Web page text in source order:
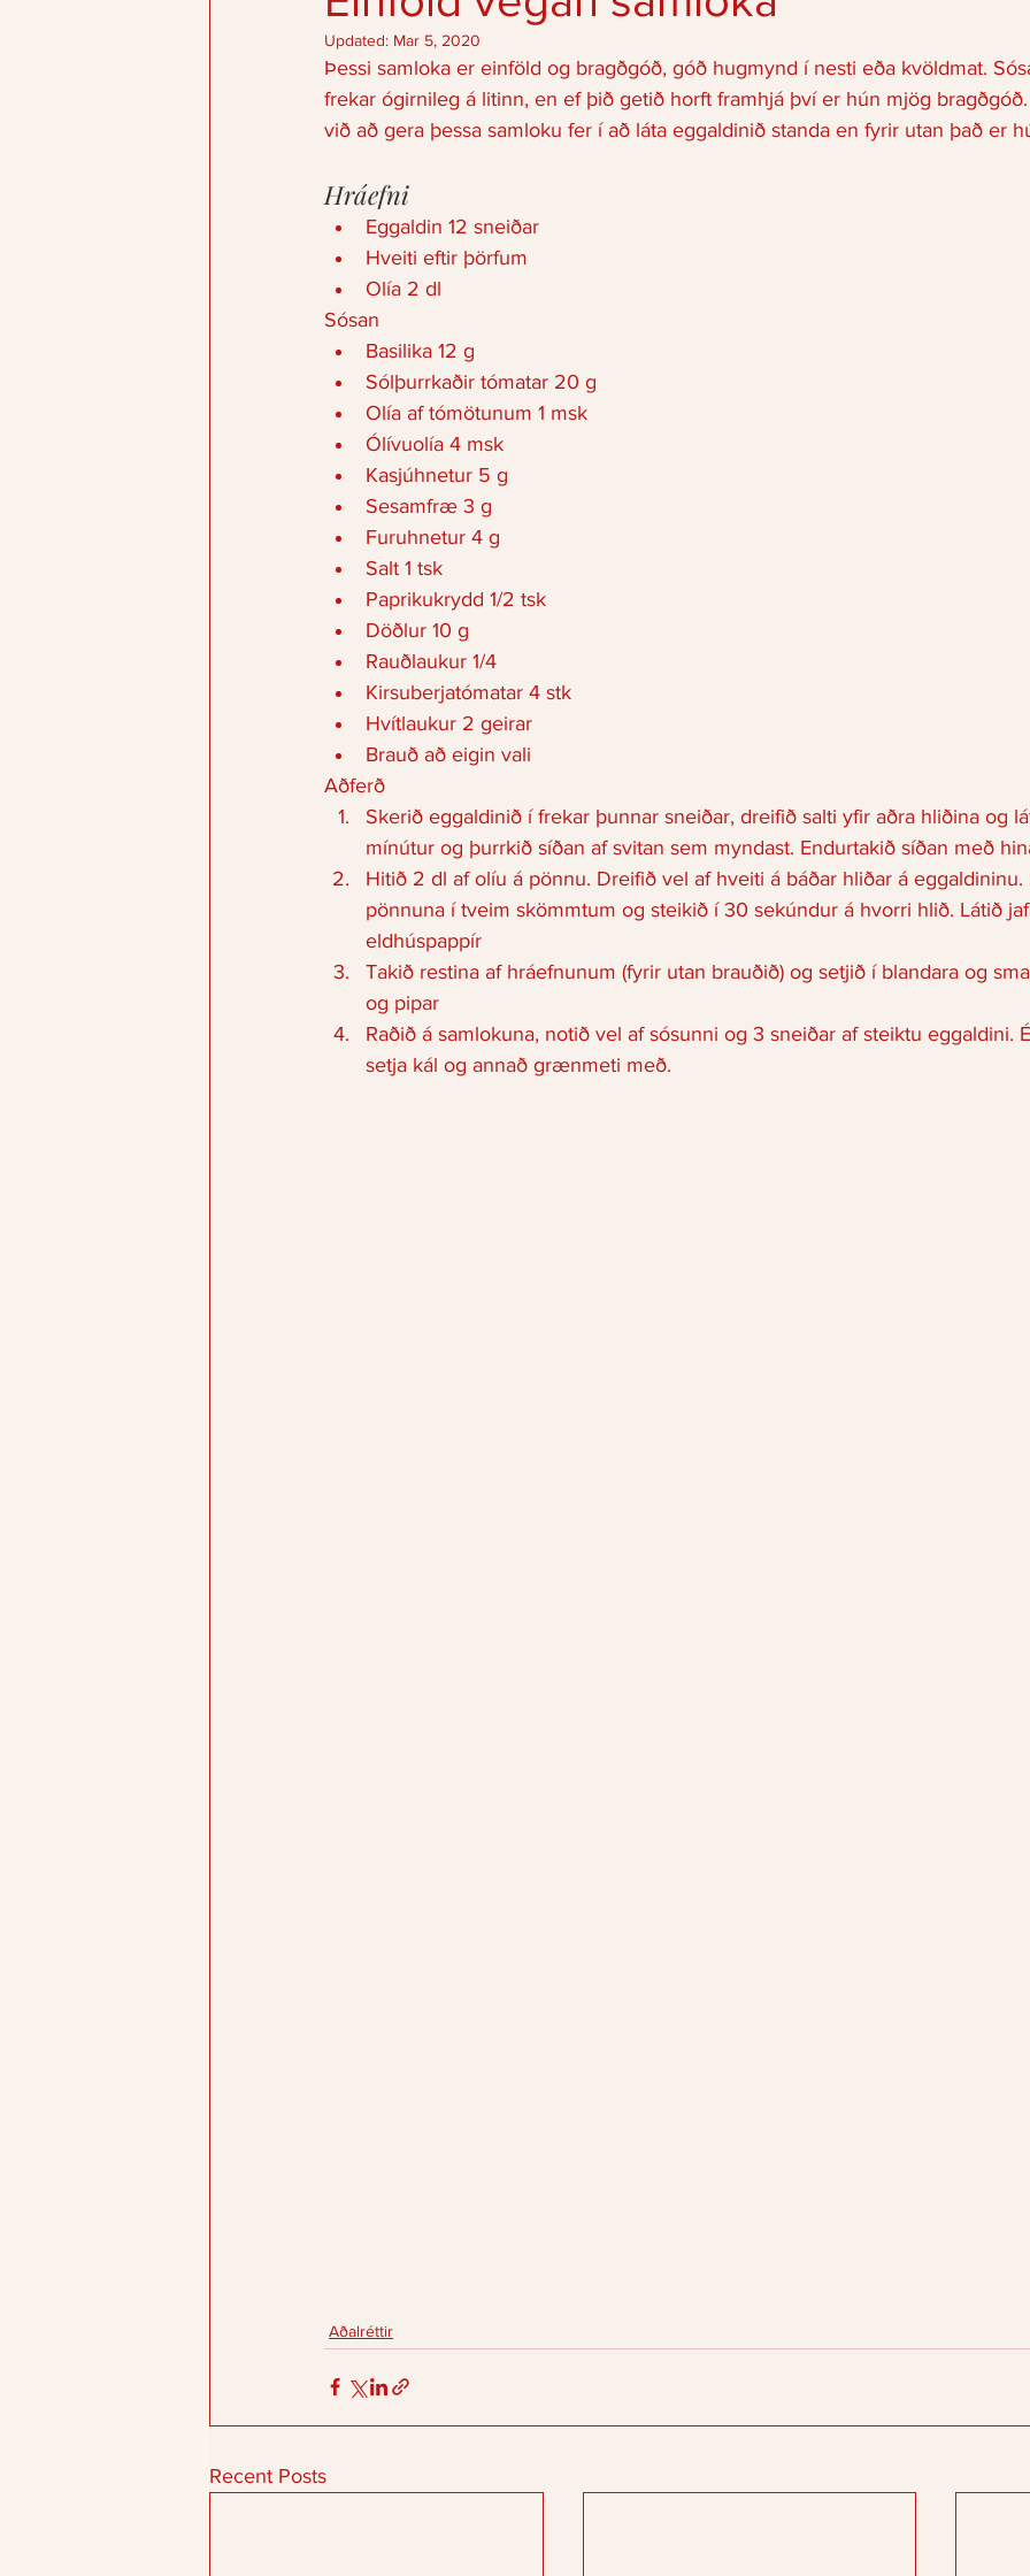
Updated: Mar 5, 2020
Þessi samloka er einföld og bragðgóð, góð hugmynd í nesti eða kvöldmat.
frekar ógirnileg á litinn, en ef þið getið horft framhjá því er hún mjög
við að gera þessa samloku fer í að láta eggaldinið standa en fyrir utan það er
Hráefni
Eggaldin 12 sneiðar
Hveiti eftir þörfum
Olía 2 dl
Sósan
Basilika 12 g
Sólþurrkaðir tómatar 20 g
Olía af tómötunum 1 msk
Ólívuolía 4 msk
Kasjúhnetur 5 g
Sesamfræ 3 g
Furuhnetur 4 g
Salt 1 tsk
Paprikukrydd 1/2 tsk
Döðlur 10 g
Rauðlaukur 1/4
Kirsuberjatómatar 4 stk
Hvítlaukur 2 geirar
Brauð að eigin vali
Aðferð
Skerið eggaldinið í frekar þunnar sneiðar, dreifið salti yfir aðra hliðina og
mínútur og þurrkið síðan af svitan sem myndast. Endurtakið síðan með
Hitið 2 dl af olíu á pönnu. Dreifið vel af hveiti á báðar hliðar á eggaldininu.
pönnuna í tveim skömmtum og steikið í 30 sekúndur á hvorri hlið. Látið
eldhúspappír
Takið restina af hráefnunum (fyrir utan brauðið) og setjið í blandara og
og pipar
Raðið á samlokuna, notið vel af sósunni og 3 sneiðar af steiktu eggaldini.
setja kál og annað grænmeti með.
Aðalréttir
Recent Posts